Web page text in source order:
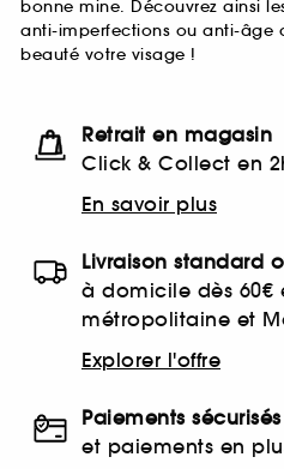
bonne mine. Découvrez ainsi
anti-imperfections ou anti-âge
beauté votre visage !
Retrait en magasin
Click & Collect en
En savoir plus
Livraison standard
à domicile dès 60€
métropolitaine et
Explorer l'offre
Paiements sécurisés
et paiements en